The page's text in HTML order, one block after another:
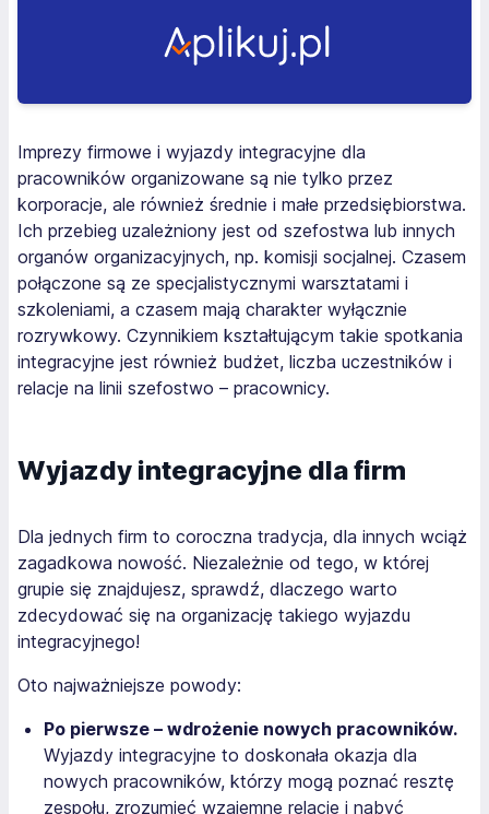
Imprezy firmowe i wyjazdy integracyjne dla
pracowników organizowane są nie tylko przez
korporacje, ale również średnie i małe przedsiębiorstwa.
Ich przebieg uzależniony jest od szefostwa lub innych
organów organizacyjnych, np. komisji socjalnej. Czasem
połączone są ze specjalistycznymi warsztatami i
szkoleniami, a czasem mają charakter wyłącznie
rozrywkowy. Czynnikiem kształtującym takie spotkania
integracyjne jest również budżet, liczba uczestników i
relacje na linii szefostwo – pracownicy.
Wyjazdy integracyjne dla firm
Dla jednych firm to coroczna tradycja, dla innych wciąż
zagadkowa nowość. Niezależnie od tego, w której
grupie się znajdujesz, sprawdź, dlaczego warto
zdecydować się na organizację takiego wyjazdu
integracyjnego!
Oto najważniejsze powody:
Po pierwsze – wdrożenie nowych pracowników.
Wyjazdy integracyjne to doskonała okazja dla
nowych pracowników, którzy mogą poznać resztę
zespołu, zrozumieć wzajemne relacje i nabyć